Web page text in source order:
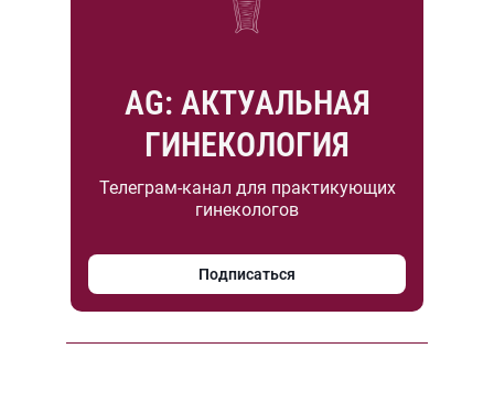
AG: АКТУАЛЬНАЯ
ГИНЕКОЛОГИЯ
Телеграм-канал для практикующих
гинекологов
Подписаться